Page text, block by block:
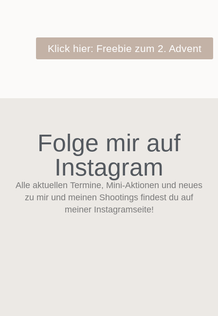
Klick hier: Freebie zum 2. Advent
Folge mir auf
Instagram
Alle aktuellen Termine, Mini-Aktionen und neues
zu mir und meinen Shootings findest du auf
meiner Instagramseite!